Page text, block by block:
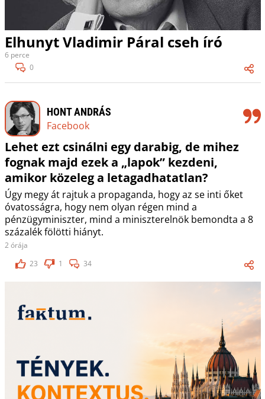
Elhunyt Vladimir Páral cseh író
6 perce
0
HONT ANDRÁS
Facebook
Lehet ezt csinálni egy darabig, de mihez
fognak majd ezek a „lapok” kezdeni,
amikor közeleg a letagadhatatlan?
Úgy megy át rajtuk a propaganda, hogy az se inti őket
óvatosságra, hogy nem olyan régen mind a
pénzügyminiszter, mind a miniszterelnök bemondta a 8
százalék fölötti hiányt.
2 órája
23
1 34